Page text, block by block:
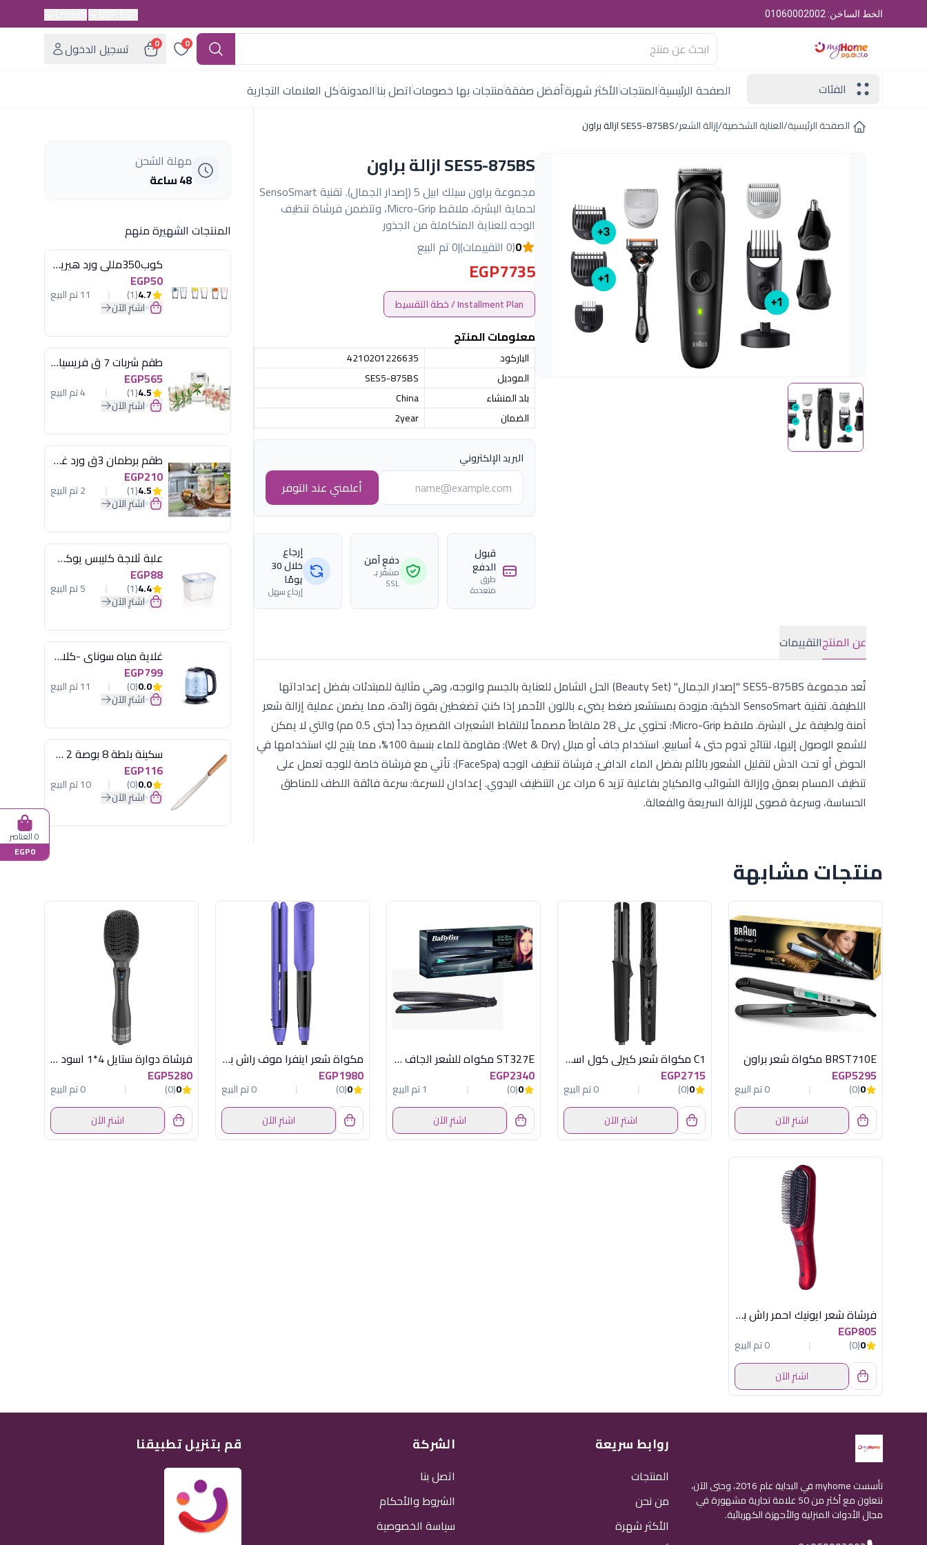
الخط الساخن: 01060002002
0
0
تسجيل الدخول
الفئات
الصفحة الرئيسيةالمنتجاتالأكثر شهرةأفضل صفقةمنتجات بها خصوماتاتصل بناالمدونةكل العلامات التجارية
الصفحة الرئيسية/العناية الشخصية/إزالة الشعر/SES5-875BS ازالة براون
SES5-875BS ازالة براون
مجموعة براون سيلك ابيل 5 (إصدار الجمال). تقنية SensoSmart
لحماية البشرة، ملاقط Micro-Grip، وتتضمن فرشاة تنظيف
الوجه للعناية المتكاملة من الجذور
0(0 التقييمات) |0 تم البيع
EGP7735
Installment Plan / خطة التقسيط
معلومات المنتج
الباركود
4210201226635
الموديل
SES5-875BS
بلد المنشاء
China
الضمان
2year
البريد الإلكتروني
أعلمني عند التوفر
قبول
الدفع
طرق
متعددة
دفع آمن
مشفّر بـ
SSL
إرجاع
خلال 30
يومًا
إرجاع سهل
عن المنتجالتقييمات
تُعد مجموعة SES5-875BS "إصدار الجمال" (Beauty Set) الحل الشامل للعناية بالجسم والوجه، وهي مثالية للمبتدئات بفضل إعداداتها
اللطيفة. تقنية SensoSmart الذكية: مزودة بمستشعر ضغط يضيء باللون الأحمر إذا كنتِ تضغطين بقوة زائدة، مما يضمن عملية إزالة شعر
آمنة ولطيفة على البشرة. ملاقط Micro-Grip: تحتوي على 28 ملقاطاً مصمماً لالتقاط الشعيرات القصيرة جداً (حتى 0.5 مم) والتي لا يمكن
للشمع الوصول إليها، لنتائج تدوم حتى 4 أسابيع. استخدام جاف أو مبلل (Wet & Dry): مقاومة للماء بنسبة 100%، مما يتيح لكِ استخدامها في
الحوض أو تحت الدش لتقليل الشعور بالألم بفضل الماء الدافئ. فرشاة تنظيف الوجه (FaceSpa): تأتي مع فرشاة خاصة للوجه تعمل على
تنظيف المسام بعمق وإزالة الشوائب والمكياج بفاعلية تزيد 6 مرات عن التنظيف اليدوي. إعدادان للسرعة: سرعة فائقة اللطف للمناطق
الحساسة، وسرعة قصوى للإزالة السريعة والفعالة.
مهلة الشحن
48 ساعة
المنتجات الشهيرة منهم
كوب350مللى ورد هيريفين
EGP50
4.7
(1) 11 تم البيع
اشترِ الآن
طقم شربات 7 ق فريسيا لومينارك
EGP565
4.5
(1) 4 تم البيع
اشترِ الآن
طقم برطمان 3ق ورد غطاء مينت جرين هيريفين
EGP210
4.5
(1) 2 تم البيع
اشترِ الآن
علبة ثلاجة كليبس يوكسان
EGP88
4.4
(1) 5 تم البيع
اشترِ الآن
غلاية مياه سوناي -كلاسيك 2200 وات، 1.7 لتر زجاج اضائة ليد - MAR-3752
EGP799
0.0
(0) 11 تم البيع
اشترِ الآن
سكينة بلطة 8 بوصة 2 مسمار
EGP116
0.0
(0) 10 تم البيع
اشترِ الآن
منتجات مشابهة
BRST710E مكواة شعر براون
EGP5295
0
(0)
0 تم البيع
اشترِ الآن
C1 مكواة شعر كيرلى كول اسود راش براش
EGP2715
0
(0)
0 تم البيع
اشترِ الآن
ST327E مكواه للشعر الجاف والرطب
EGP2340
0
(0)
1 تم البيع
اشترِ الآن
مكواة شعر اينفرا موف راش براش
EGP1980
0
(0)
0 تم البيع
اشترِ الآن
فرشاة دوارة ستايل 4*1 اسود راش براش
EGP5280
0
(0)
0 تم البيع
اشترِ الآن
فرشاة شعر ايونيك احمر راش براش
EGP805
0
(0)
0 تم البيع
اشترِ الآن
تأسست myhome في البداية عام 2016، وحتى الآن،
نتعاون مع أكثر من 50 علامة تجارية مشهورة في
مجال الأدوات المنزلية والأجهزة الكهربائية.
روابط سريعة
المنتجات
من نحن
الأكثر شهرة
الشركة
اتصل بنا
الشروط والأحكام
سياسة الخصوصية
قم بتنزيل تطبيقنا
0 العناصر
EGP0